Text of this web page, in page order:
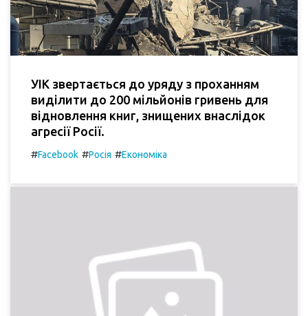
УІК звертається до уряду з проханням
виділити до 200 мільйонів гривень для
відновлення книг, знищених внаслідок
агресії Росії.
#Facebook #Росія #Економіка